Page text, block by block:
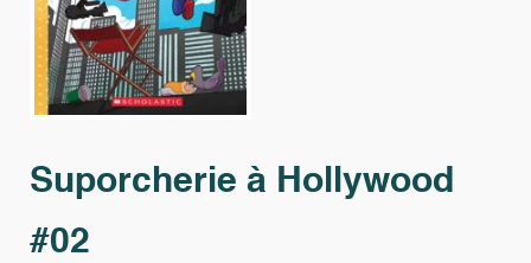
Suporcherie à Hollywood
#02